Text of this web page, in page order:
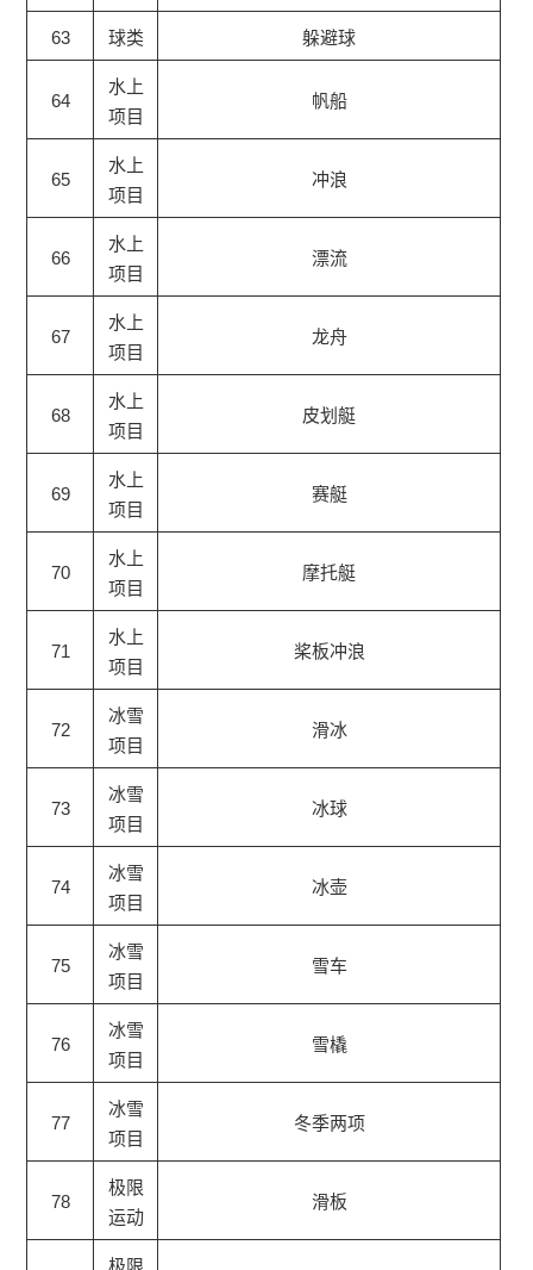
63 球类 躲避球
64
水上
项目
帆船
65
水上
项目
冲浪
66
水上
项目
漂流
67
水上
项目
龙舟
68
水上
项目
皮划艇
69
水上
项目
赛艇
70
水上
项目
摩托艇
71
水上
项目
桨板冲浪
72
冰雪
项目
滑冰
73
冰雪
项目
冰球
74
冰雪
项目
冰壶
75
冰雪
项目
雪车
76
冰雪
项目
雪橇
77
冰雪
项目
冬季两项
78
极限
运动
滑板
极限